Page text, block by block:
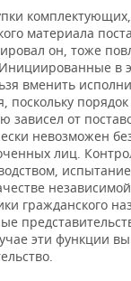
материала
он, тоже
в
вменить
поскольку
зависел от
невозможен
лиц.
гражданского
эти функции